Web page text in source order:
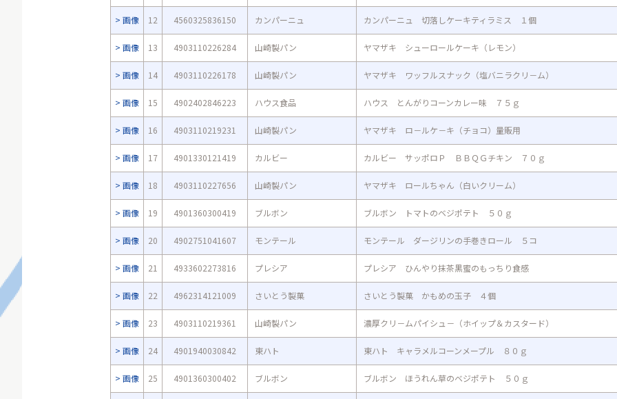
画像 12 4560325836150 カンパーニュ カンパーニュ 切落しケーキティラミス １個
画像 13 4903110226284 山崎製パン ヤマザキ シューロールケーキ（レモン）
画像 14 4903110226178 山崎製パン ヤマザキ ワッフルスナック（塩バニラクリ－ム）
画像 15 4902402846223 ハウス食品 ハウス とんがりコーンカレー味 ７５ｇ
画像 16 4903110219231 山崎製パン ヤマザキ ロ－ルケ－キ（チョコ）量販用
画像 17 4901330121419 カルビー カルビー サッポロＰ ＢＢＱＧチキン ７０ｇ
画像 18 4903110227656 山崎製パン ヤマザキ ロールちゃん（白いクリーム）
画像 19 4901360300419 ブルボン ブルボン トマトのベジポテト ５０ｇ
画像 20 4902751041607 モンテール モンテール ダージリンの手巻きロール ５コ
画像 21 4933602273816 プレシア プレシア ひんやり抹茶黒蜜のもっちり食感
画像 22 4962314121009 さいとう製菓 さいとう製菓 かもめの玉子 ４個
画像 23 4903110219361 山崎製パン 濃厚クリ－ムパイシュ－（ホイップ＆カスタード）
画像 24 4901940030842 東ハト 東ハト キャラメルコーンメープル ８０ｇ
画像 25 4901360300402 ブルボン ブルボン ほうれん草のベジポテト ５０ｇ